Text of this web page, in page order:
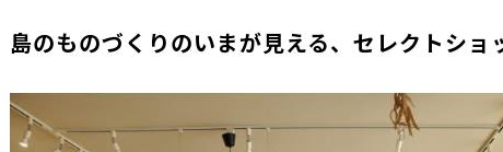
島のものづくりのいまが見える、セレクトショ